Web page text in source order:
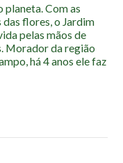
planeta. Com as
flores, o Jardim
pelas mãos de
Morador da região
há 4 anos ele faz